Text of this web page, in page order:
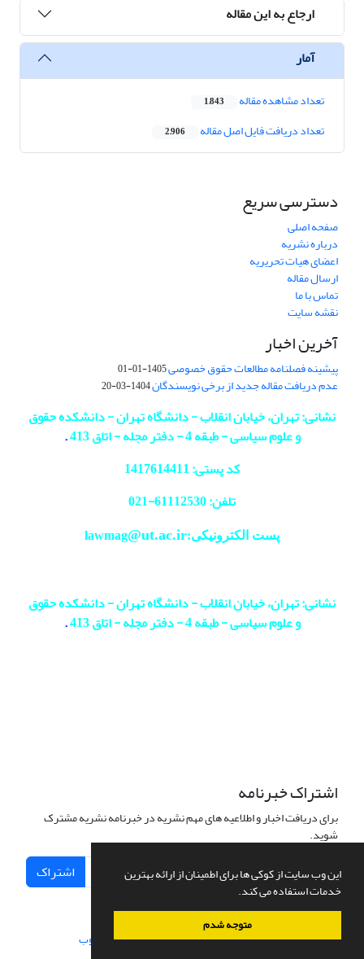
این وب سایت از کوکی ها برای اطمینان از ارائه بهترین
خدمات استفاده می کند.
متوجه شدم
ارجاع به این مقاله
آمار
تعداد مشاهده مقاله 1,843
تعداد دریافت فایل اصل مقاله 2,906
دسترسی سریع
صفحه اصلی
درباره نشریه
اعضای هیات تحریریه
ارسال مقاله
تماس با ما
نقشه سایت
آخرین اخبار
پیشینه فصلنامه مطالعات حقوق خصوصی1405-01-01
عدم دریافت مقاله جدید از برخی نویسندگان1404-03-20
نشانی: تهران، خیابان انقلاب - دانشگاه تهران - دانشکده حقوق
و علوم سیاسی - طبقه 4 - دفتر مجله - اتاق 413
.
کد پستی: 1417614411
تلفن: 61112530-
021
پست الکترونیکی:lawmag@ut.ac.ir
نشانی: تهران، خیابان انقلاب - دانشگاه تهران - دانشکده حقوق
و علوم سیاسی - طبقه 4 - دفتر مجله - اتاق 413
.
اشتراک خبرنامه
برای دریافت اخبار و اطلاعیه های مهم نشریه در خبرنامه نشریه مشترک
شوید.
اشتراک
سامانه مدیریت نشریات علمی.طراحی و پیاده سازی از سیناوب